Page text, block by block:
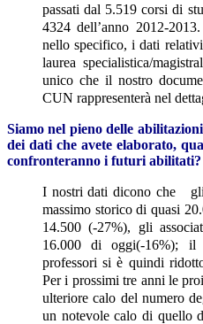
passati dal 5.519 corsi di
4324 dell’anno 2012-
nello specifico, i dati
laurea specialistica/
unico che il nostro
CUN rappresenterà nel
Siamo nel pieno delle
dei dati che avete elaborato,
confronteranno i futuri abilitati?
I nostri dati dicono che gli
massimo storico di quasi
14.500 (-27%), gli
16.000 di oggi(-16%); il
professori si è quindi
Per i prossimi tre anni le
ulteriore calo del numero
un notevole calo di quello